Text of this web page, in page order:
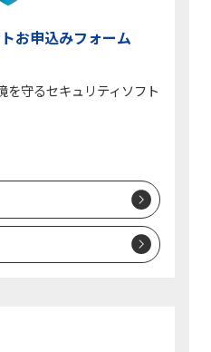
お申込みフォーム
を守るセキュリティソフト